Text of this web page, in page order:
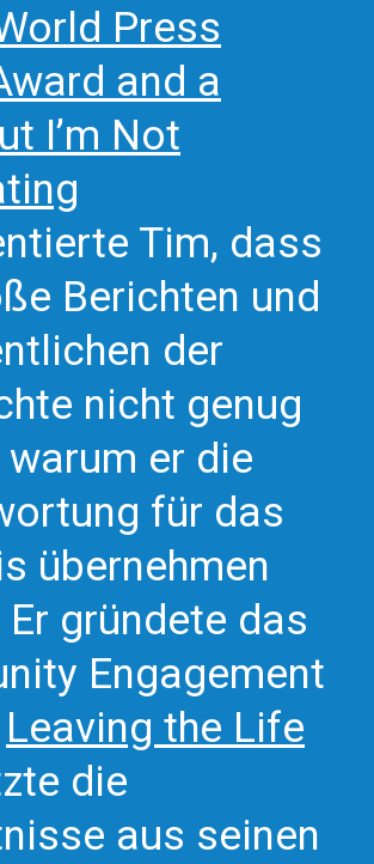
Press
and a
I’m Not
Tim, dass
Berichten und
der
nicht genug
er die
für das
übernehmen
gründete das
Engagement
Leaving the Life
die
aus seinen